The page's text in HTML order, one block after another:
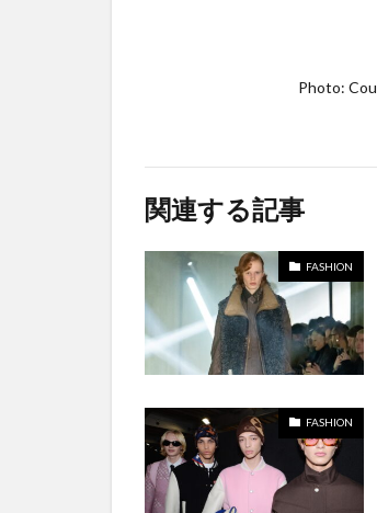
Photo:
関連する記事
FASHION
FASHION